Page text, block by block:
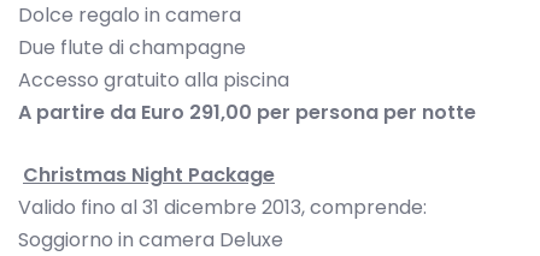
Dolce regalo in camera
Due flute di champagne
Accesso gratuito alla piscina
A partire da Euro 291,00 per persona per notte
Christmas Night Package
Valido fino al 31 dicembre 2013, comprende:
Soggiorno in camera Deluxe